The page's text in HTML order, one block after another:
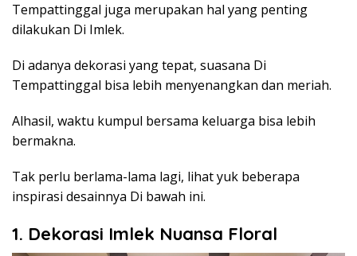
Tempattinggal juga merupakan hal yang penting
dilakukan Di Imlek.
Di adanya dekorasi yang tepat, suasana Di
Tempattinggal bisa lebih menyenangkan dan meriah.
Alhasil, waktu kumpul bersama keluarga bisa lebih
bermakna.
Tak perlu berlama-lama lagi, lihat yuk beberapa
inspirasi desainnya Di bawah ini.
1. Dekorasi Imlek Nuansa Floral